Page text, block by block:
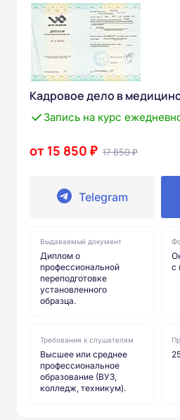
Кадровое дело в
Запись на курс
от 15 850 ₽ 17 850 ₽
Telegram
Выдаваемый документ
Диплом о
профессиональной
переподготовке
установленного
образца.
с
Требования к слушателям
Высшее или среднее
профессиональное
образование (ВУЗ,
колледж, техникум).